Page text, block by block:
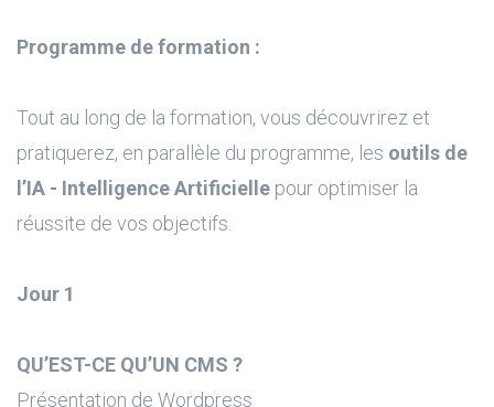
Programme de formation :
Tout au long de la formation, vous découvrirez et
pratiquerez, en parallèle du programme, les outils de
l’IA - Intelligence Artificielle pour optimiser la
réussite de vos objectifs.
Jour 1
QU’EST-CE QU’UN CMS ?
Présentation de Wordpress